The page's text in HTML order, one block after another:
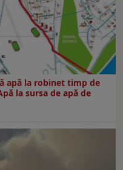
apă la robinet timp de
la sursa de apă de